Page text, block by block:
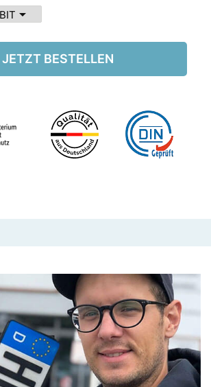
arrow_drop_down
JETZT BESTELLEN